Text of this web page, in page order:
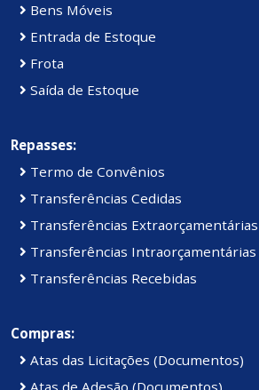
Bens Móveis
Entrada de Estoque
Frota
Saída de Estoque
Repasses:
Termo de Convênios
Transferências Cedidas
Transferências Extraorçamentárias
Transferências Intraorçamentárias
Transferências Recebidas
Compras:
Atas das Licitações (Documentos)
Atas de Adesão (Documentos)